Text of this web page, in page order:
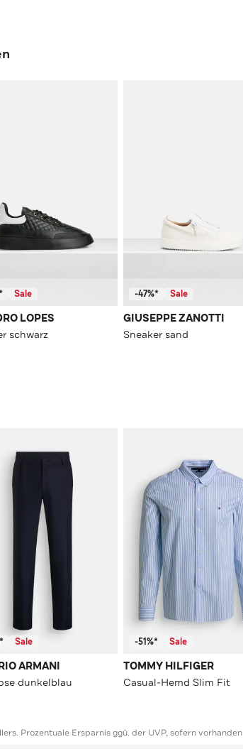
Sale
LOPES
schwarz
-47%* Sale
GIUSEPPE ZANOTTI
Sneaker sand
Sale
ARMANI
dunkelblau
-51%* Sale
TOMMY HILFIGER
Casual-Hemd Slim Fit
Prozentuale Ersparnis ggü. der UVP, sofern vorhanden